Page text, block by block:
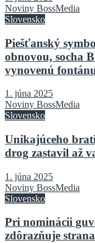
Noviny BossMedia
Slovensko
Piešťanský
obnovou, socha
vynovenú
1. júna 2025
Noviny BossMedia
Slovensko
Unikajúceho
drog zastavil až
1. júna 2025
Noviny BossMedia
Slovensko
Pri nominácii
zdôrazňuje